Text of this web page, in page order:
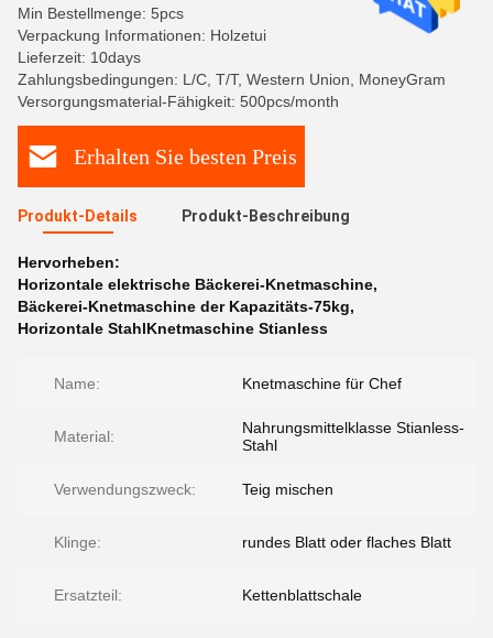
Min Bestellmenge: 5pcs
Verpackung Informationen: Holzetui
Lieferzeit: 10days
Zahlungsbedingungen: L/C, T/T, Western Union, MoneyGram
Versorgungsmaterial-Fähigkeit: 500pcs/month
Erhalten Sie besten Preis
Produkt-Details Produkt-Beschreibung
Hervorheben:
Horizontale elektrische Bäckerei-Knetmaschine,
Bäckerei-Knetmaschine der Kapazitäts-75kg,
Horizontale StahlKnetmaschine Stianless
Name: Knetmaschine für Chef
Material:
Nahrungsmittelklasse Stianless-
Stahl
Verwendungszweck: Teig mischen
Klinge: rundes Blatt oder flaches Blatt
Ersatzteil: Kettenblattschale